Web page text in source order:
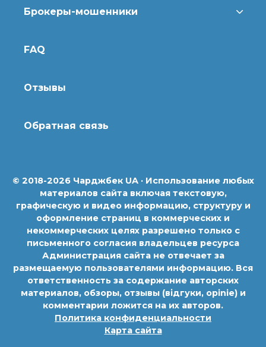
Брокеры-мошенники
FAQ
Отзывы
Обратная связь
© 2018-2026 Чарджбек UA · Использование любых
материалов сайта включая текстовую,
графическую и видео информацию, структуру и
оформление страниц в коммерческих и
некоммерческих целях разрешено только с
письменного согласия владельцев ресурса
Администрация сайта не отвечает за
размещаемую пользователями информацию. Вся
ответственность за содержание авторских
материалов, обзоры, отзывы (відгуки, opinie) и
комментарии ложится на их авторов.
Политика конфиденциальности
Карта сайта